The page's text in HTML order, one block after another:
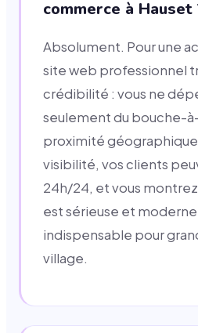
commerce à Hauset
Absolument. Pour une
site web professionnel
crédibilité : vous ne
seulement du bouche-
proximité
visibilité, vos clients
24h/24, et vous
est sérieuse et
indispensable pour
village.